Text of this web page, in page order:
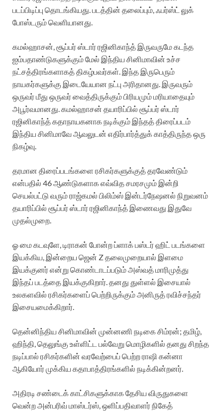
படப்பிடிப்பு தொடங்கியது. படத்தின் தலைப்பும், ஃபர்ஸ்ட் லுக்
போஸ்டரும் வெளியானது.
கமல்ஹாசன், சூப்பர் ஸ்டார் ரஜினிகாந்த் இருவருமே கடந்த
ஐம்பதாண்டுகளுக்கும் மேல் இந்திய சினிமாவின் உச்ச
நட்சத்திரங்களாகத் திகழ்பவர்கள். இந்த இருபெரும்
நாயகர்களுக்கு இடையேயான நட்பு அரிதானது. இருவரும்
ஒருவர் மீது ஒருவர் வைத்திருக்கும் பிரியமும் மரியாதையும்
அபூர்வமானது. கமல்ஹாசன் தயாரிப்பில் சூப்பர் ஸ்டார்
ரஜினிகாந்த் கதாநாயகனாக நடிக்கும் இந்தத் திரைப்படம்
இந்திய சினிமாவே ஆவலுடன் எதிர்பார்த்துக் காத்திருந்த ஒரு
நிகழ்வு.
தரமான திரைப்படங்களை ரசிகர்களுக்குத் தரவேண்டும்
என்பதில் 46 ஆண்டுகளாக எவ்வித சமரசமும் இன்றி
செயல்பட்டு வரும் ராஜ்கமல் பிலிம்ஸ் இன்டர்நேஷனல் நிறுவனம்
தயாரிப்பில் சூப்பர் ஸ்டார் ரஜினிகாந்த் இணைவது இதுவே
முதல்முறை.
ஓ மை கடவுளே, டிராகன் போன்ற ப்ளாக் பஸ்டர் ஹிட் படங்களை
இயக்கிய, இன்றைய ஜென் Z தலைமுறையால் இளமை
இயக்குனர் என்று கொண்டாடப்படும் அஸ்வத் மாரிமுத்து
இந்தப் படத்தை இயக்குகிறார். தனது துள்ளல் இசையால்
உலகளவில் ரசிகர்களைப் பெற்றிருக்கும் அனிருத் ரவிச்சந்தர்
இசையமைக்கிறார்.
தென்னிந்திய சினிமாவின் முன்னணி நடிகை சிம்ரன்; தமிழ்,
ஹிந்தி, தெலுங்கு உள்ளிட்ட பல்வேறு மொழிகளில் தனது சிறந்த
நடிப்பால் ரசிகர்களின் வரவேற்பைப் பெற்ற ராஷி கன்னா
ஆகியோர் முக்கிய கதாபாத்திரங்களில் நடிக்கின்றனர்.
அதிரடி சண்டைக் காட்சிகளுக்காக தேசிய விருதுகளை
வென்ற அன்பரிவ் மாஸ்டர்ஸ், ஒளிப்பதிவாளர் நிகேத்